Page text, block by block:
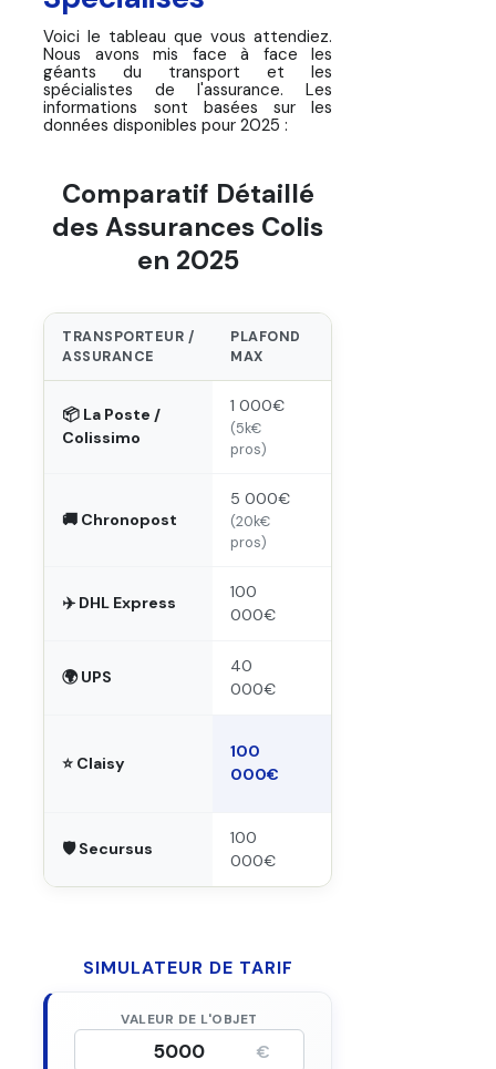
Voici le tableau que vous attendiez.
Nous avons mis face à face les
géants du transport et les
spécialistes de l'assurance. Les
informations sont basées sur les
données disponibles pour 2025 :
Comparatif Détaillé
des Assurances Colis
en 2025
TRANSPORTEUR /
ASSURANCE
PLAFOND
MAX
📦 La Poste /
Colissimo
1 000€
(5k€
pros)
🚚 Chronopost
5 000€
(20k€
pros)
✈️ DHL Express
100
000€
🌍 UPS
40
000€
⭐ Claisy
100
000€
🛡️ Secursus
100
000€
SIMULATEUR DE TARIF
VALEUR DE L'OBJET
€